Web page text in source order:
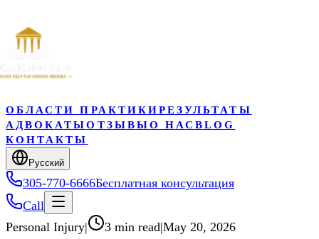
ОБЛАСТИ ПРАКТИКИРЕЗУЛЬТАТЫ
АДВОКАТЫОТЗЫВЫО НАСBLOG
КОНТАКТЫ
Pyccкий
305-770-6666Бесплатная консультация
Call
Personal Injury| 3 min read|May 20, 2026